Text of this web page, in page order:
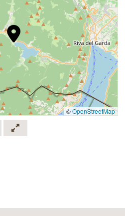
a 37.5
per sé e i propri
contagiata negli ultimi 14
a rischio (dichiarate tali
negli ultimi 14 giorni
per fruire del
implicitamente
rischio sopra elencati; si
con sé la mascherina di
©OpenStreetMap